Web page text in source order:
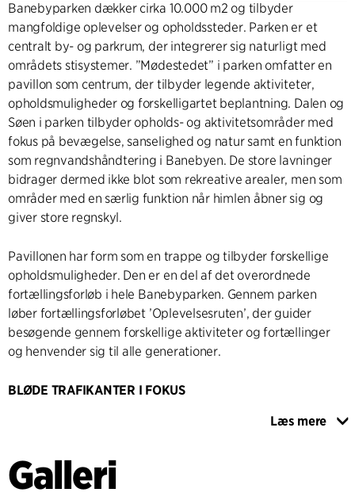
Banebyparken dækker cirka 10.000 m2 og tilbyder
mangfoldige oplevelser og opholdssteder. Parken er et
centralt by- og parkrum, der integrerer sig naturligt med
områdets stisystemer. ”Mødestedet” i parken omfatter en
pavillon som centrum, der tilbyder legende aktiviteter,
opholdsmuligheder og forskelligartet beplantning. Dalen og
Søen i parken tilbyder opholds- og aktivitetsområder med
fokus på bevægelse, sanselighed og natur samt en funktion
som regnvandshåndtering i Banebyen. De store lavninger
bidrager dermed ikke blot som rekreative arealer, men som
områder med en særlig funktion når himlen åbner sig og
giver store regnskyl.
Pavillonen har form som en trappe og tilbyder forskellige
opholdsmuligheder. Den er en del af det overordnede
fortællingsforløb i hele Banebyparken. Gennem parken
løber fortællingsforløbet ’Oplevelsesruten’, der guider
besøgende gennem forskellige aktiviteter og fortællinger
og henvender sig til alle generationer.
BLØDE TRAFIKANTER I FOKUS
Banebystien er en ny færdselsåre, der forbinder Banebyen
cyklister. Den strækker sig fra Hærvejen til Brovej og videre
til Søndermarksvej via Tulipanvej og Klosterhaven. Stien
Læs mere
Galleri